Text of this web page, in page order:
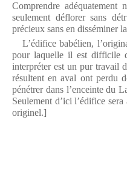
Comprendre
seulement déflorer sans
précieux sans en disséminer
L’édifice babélien,
pour laquelle il est difficile
interpréter est un pur travail
résultent en aval ont perdu
pénétrer dans l’enceinte du
Seulement d’ici l’édifice
originel.]